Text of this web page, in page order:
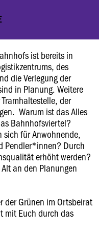
ist bereits in
des
die Verlegung der
in Planung. Weitere
der
Warum ist das Alles
Bahnhofsviertel?
sich für Anwohnende,
Pendler*innen? Durch
erhöht werden?
an den Planungen
der Grünen im Ortsbeirat
mit Euch durch das